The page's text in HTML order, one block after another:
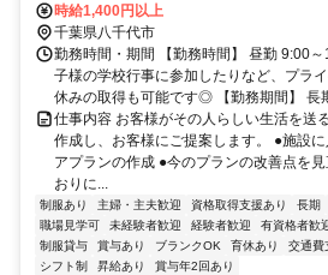
時給1,400円以上
千葉県八千代市
勤務時間・期間 【勤務時間】 昼勤 9:00
子様の学校行事に参加したりなど、プラ
休みの取得も可能です◎ 【勤務期間】 長
仕事内容 お客様がその人らしい生活を送
作成し、お客様にご提案します。 ●施設
アプランの作成 ●今のプランの改善点を
おりに...
制服あり 主婦・主夫歓迎 資格取得支援あり 長期
職場見学可
未経験者歓迎 経験者歓迎 有資格者歓
制服貸与
賞与あり ブランクOK 育休あり 交通費
シフト制
昇給あり 賞与年2回あり